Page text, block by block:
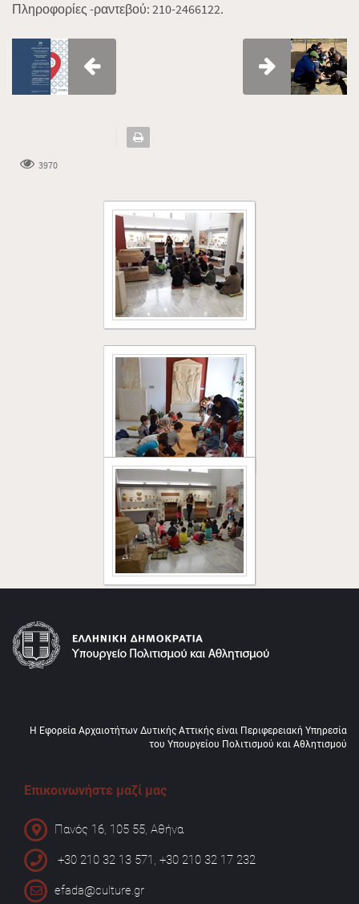
Πληροφορίες -ραντεβού: 210-2466122.
3970
Η Εφορεία Αρχαιοτήτων Δυτικής Αττικής είναι Περιφερειακή Υπηρεσία
του Υπουργείου Πολιτισμού και Αθλητισμού
Επικοινωνήστε μαζί μας
Πανός 16, 105 55, Αθήνα
+30 210 32 13 571, +30 210 32 17 232
efada@culture.gr